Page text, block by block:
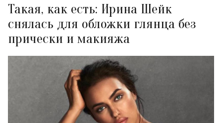
Такая, как есть: Ирина Шейк
снялась для обложки глянца без
прически и макияжа